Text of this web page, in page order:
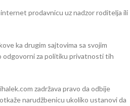
prodavnicu uz nadzor roditelja ili
ka drugim sajtovima sa svojim
odgovorni za politiku privatnosti tih
zadržava pravo da odbije
narudžbenicu ukoliko ustanovi da